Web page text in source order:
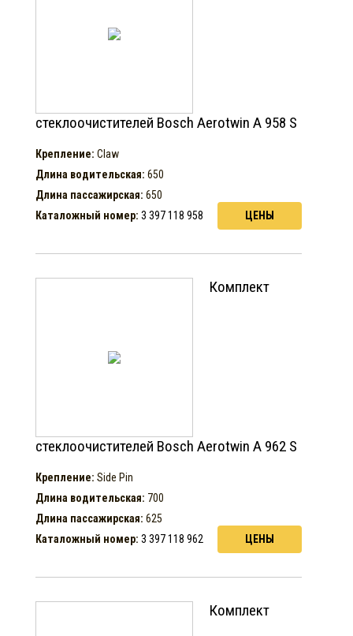
стеклоочистителей Bosch Aerotwin A 958 S
Крепление: Claw
Длина водительская: 650
Длина пассажирская: 650
Каталожный номер: 3 397 118 958 ЦЕНЫ
Комплект
стеклоочистителей Bosch Aerotwin A 962 S
Крепление: Side Pin
Длина водительская: 700
Длина пассажирская: 625
Каталожный номер: 3 397 118 962 ЦЕНЫ
Комплект